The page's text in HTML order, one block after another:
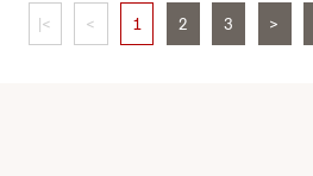
|< < 1 2 3 >